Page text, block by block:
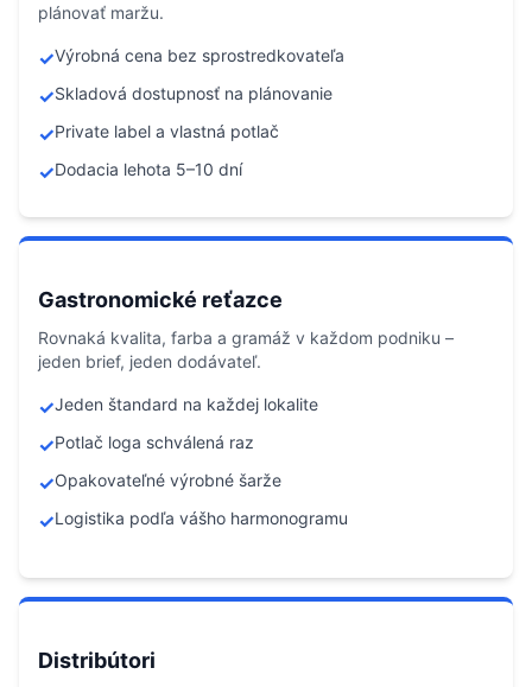
plánovať maržu.
✓Výrobná cena bez sprostredkovateľa
✓Skladová dostupnosť na plánovanie
✓Private label a vlastná potlač
✓Dodacia lehota 5–10 dní
Gastronomické reťazce
Rovnaká kvalita, farba a gramáž v každom podniku –
jeden brief, jeden dodávateľ.
✓Jeden štandard na každej lokalite
✓Potlač loga schválená raz
✓Opakovateľné výrobné šarže
✓Logistika podľa vášho harmonogramu
Distribútori